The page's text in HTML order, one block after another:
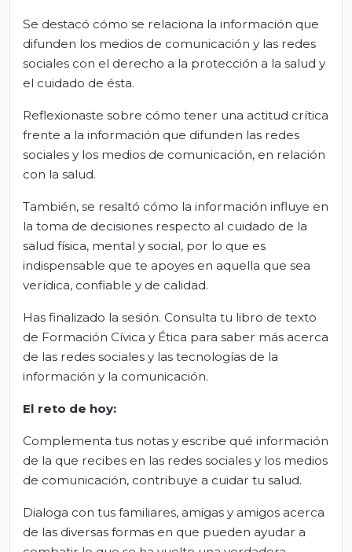
Se destacó cómo se relaciona la información que
difunden los medios de comunicación y las redes
sociales con el derecho a la protección a la salud y
el cuidado de ésta.
Reflexionaste sobre cómo tener una actitud crítica
frente a la información que difunden las redes
sociales y los medios de comunicación, en relación
con la salud.
También, se resaltó cómo la información influye en
la toma de decisiones respecto al cuidado de la
salud física, mental y social, por lo que es
indispensable que te apoyes en aquella que sea
verídica, confiable y de calidad.
Has finalizado la sesión. Consulta tu libro de texto
de Formación Cívica y Ética para saber más acerca
de las redes sociales y las tecnologías de la
información y la comunicación.
El reto de hoy:
Complementa tus notas y escribe qué información
de la que recibes en las redes sociales y los medios
de comunicación, contribuye a cuidar tu salud.
Dialoga con tus familiares, amigas y amigos acerca
de las diversas formas en que pueden ayudar a